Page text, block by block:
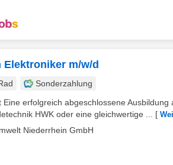
Elektroniker m/w/d
Sonderzahlung
Eine erfolgreich abgeschlossene Ausbildung
HWK oder eine gleichwertige ...
[
Niederrhein GmbH